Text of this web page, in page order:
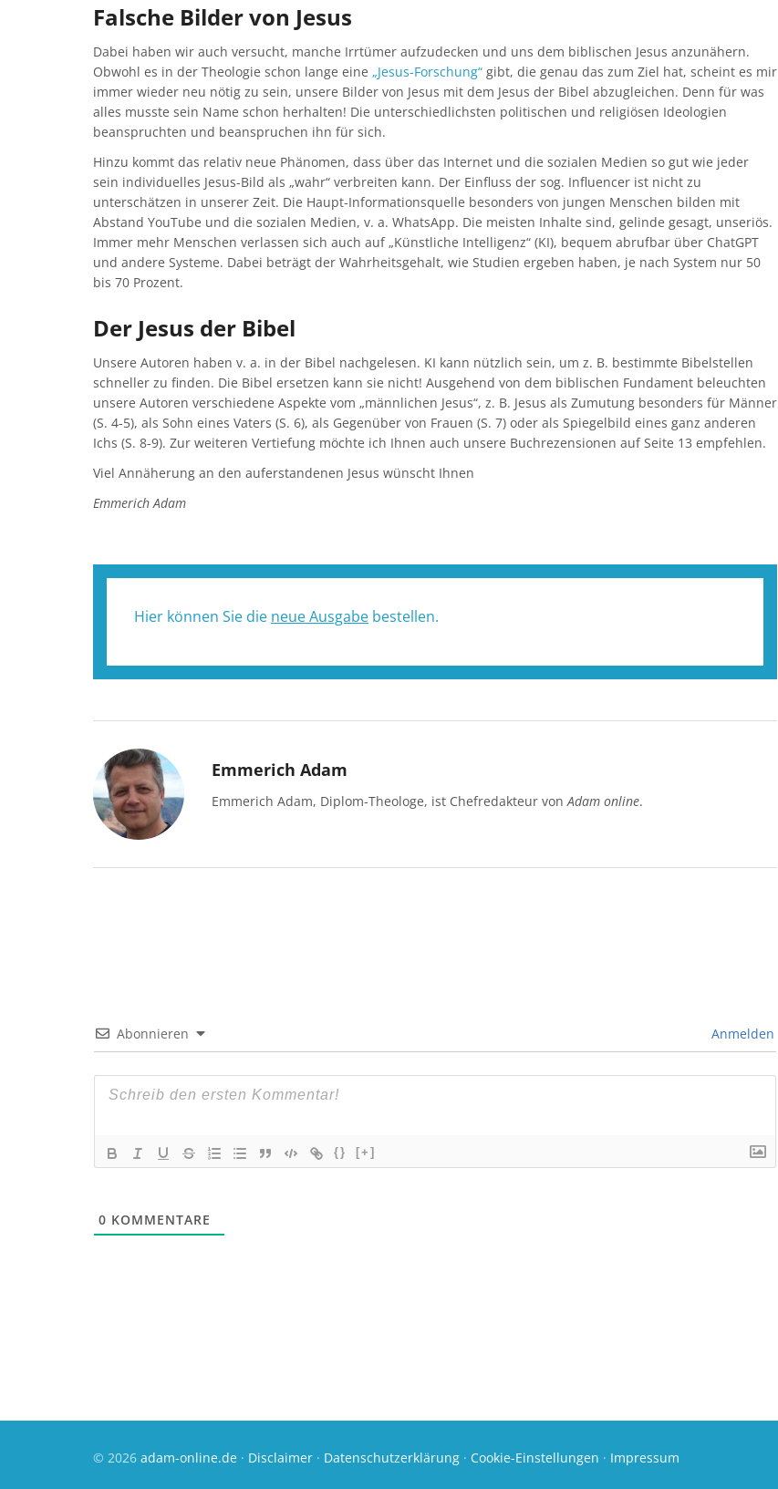
Falsche Bilder von Jesus
Dabei haben wir auch versucht, manche Irrtümer aufzudecken und uns dem biblischen Jesus anzunähern.
Obwohl es in der Theologie schon lange eine „Jesus-Forschung“ gibt, die genau das zum Ziel hat, scheint es mir
immer wieder neu nötig zu sein, unsere Bilder von Jesus mit dem Jesus der Bibel abzugleichen. Denn für was
alles musste sein Name schon herhalten! Die unterschiedlichsten politischen und religiösen Ideologien
beanspruchten und beanspruchen ihn für sich.
Hinzu kommt das relativ neue Phänomen, dass über das Internet und die sozialen Medien so gut wie jeder
sein individuelles Jesus-Bild als „wahr“ verbreiten kann. Der Einfluss der sog. Influencer ist nicht zu
unterschätzen in unserer Zeit. Die Haupt-Informationsquelle besonders von jungen Menschen bilden mit
Abstand YouTube und die sozialen Medien, v. a. WhatsApp. Die meisten Inhalte sind, gelinde gesagt, unseriös.
Immer mehr Menschen verlassen sich auch auf „Künstliche Intelligenz“ (KI), bequem abrufbar über ChatGPT
und andere Systeme. Dabei beträgt der Wahrheitsgehalt, wie Studien ergeben haben, je nach System nur 50
bis 70 Prozent.
Der Jesus der Bibel
Unsere Autoren haben v. a. in der Bibel nachgelesen. KI kann nützlich sein, um z. B. bestimmte Bibelstellen
schneller zu finden. Die Bibel ersetzen kann sie nicht! Ausgehend von dem biblischen Fundament beleuchten
unsere Autoren verschiedene Aspekte vom „männlichen Jesus“, z. B. Jesus als Zumutung besonders für Männer
(S. 4-5), als Sohn eines Vaters (S. 6), als Gegenüber von Frauen (S. 7) oder als Spiegelbild eines ganz anderen
Ichs (S. 8-9). Zur weiteren Vertiefung möchte ich Ihnen auch unsere Buchrezensionen auf Seite 13 empfehlen.
Viel Annäherung an den auferstandenen Jesus wünscht Ihnen
Emmerich Adam
Hier können Sie die neue Ausgabe bestellen.
Emmerich Adam
Emmerich Adam, Diplom-Theologe, ist Chefredakteur von Adam online.
Abonnieren Anmelden
{} [+]
0 KOMMENTARE
© 2026 adam-online.de · Disclaimer · Datenschutzerklärung · Cookie-Einstellungen · Impressum